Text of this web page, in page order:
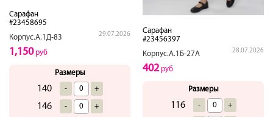
Сарафан
#23458695
Корпус.А.1Д-83
29.07.2026
1,150руб
Размеры
140 - +
146 - +
Сарафан
#23456397
Корпус.А.1Б-27А
28.07.2026
402руб
Размеры
116 - +